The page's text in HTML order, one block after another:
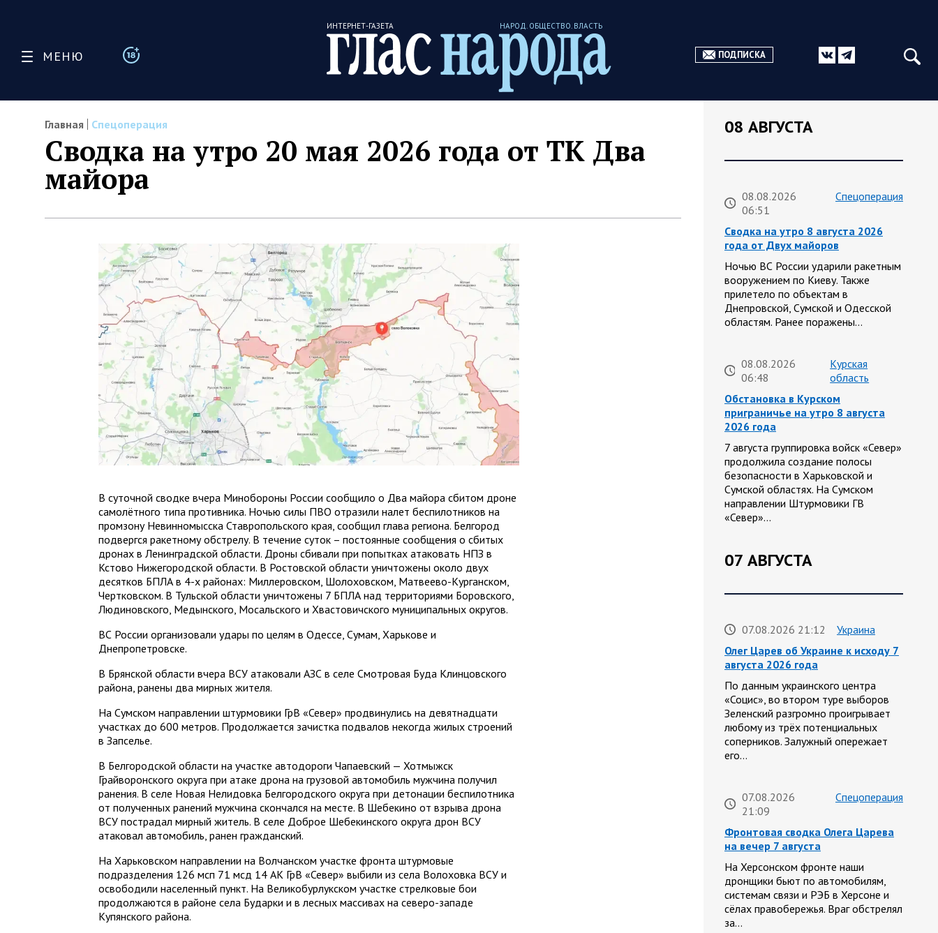
МЕНЮ
ИНТЕРНЕТ-ГАЗЕТА НАРОД. ОБЩЕСТВО. ВЛАСТЬ
ПОДПИСКА
Главная Спецоперация
Сводка на утро 20 мая 2026 года от ТК Два
майора
В суточной сводке вчера Минобороны России сообщило о Два майора сбитом дроне
самолётного типа противника. Ночью силы ПВО отразили налет беспилотников на
промзону Невинномысска Ставропольского края, сообщил глава региона. Белгород
подвергся ракетному обстрелу. В течение суток – постоянные сообщения о сбитых
дронах в Ленинградской области. Дроны сбивали при попытках атаковать НПЗ в
Кстово Нижегородской области. В Ростовской области уничтожены около двух
десятков БПЛА в 4-х районах: Миллеровском, Шолоховском, Матвеево-Курганском,
Чертковском. В Тульской области уничтожены 7 БПЛА над территориями Боровского,
Людиновского, Медынского, Мосальского и Хвастовичского муниципальных округов.
ВС России организовали удары по целям в Одессе, Сумам, Харькове и
Днепропетровске.
В Брянской области вчера ВСУ атаковали АЗС в селе Смотровая Буда Клинцовского
района, ранены два мирных жителя.
На Сумском направлении штурмовики ГрВ «Север» продвинулись на девятнадцати
участках до 600 метров. Продолжается зачистка подвалов некогда жилых строений
в Запселье.
В Белгородской области на участке автодороги Чапаевский — Хотмыжск
Грайворонского округа при атаке дрона на грузовой автомобиль мужчина получил
ранения. В селе Новая Нелидовка Белгородского округа при детонации беспилотника
от полученных ранений мужчина скончался на месте. В Шебекино от взрыва дрона
ВСУ пострадал мирный житель. В селе Доброе Шебекинского округа дрон ВСУ
атаковал автомобиль, ранен гражданский.
На Харьковском направлении на Волчанском участке фронта штурмовые
подразделения 126 мсп 71 мсд 14 АК ГрВ «Север» выбили из села Волоховка ВСУ и
освободили населенный пункт. На Великобурлукском участке стрелковые бои
продолжаются в районе села Бударки и в лесных массивах на северо-западе
Купянского района.
08 АВГУСТА
08.08.2026
06:51
Спецоперация
Сводка на утро 8 августа 2026
года от Двух майоров
Ночью ВС России ударили ракетным
вооружением по Киеву. Также
прилетело по объектам в
Днепровской, Сумской и Одесской
областям. Ранее поражены…
08.08.2026
06:48
Курская
область
Обстановка в Курском
приграничье на утро 8 августа
2026 года
7 августа группировка войск «Север»
продолжила создание полосы
безопасности в Харьковской и
Сумской областях. На Сумском
направлении Штурмовики ГВ
«Север»…
07 АВГУСТА
07.08.2026 21:12
Украина
Олег Царев об Украине к исходу 7
августа 2026 года
По данным украинского центра
«Социс», во втором туре выборов
Зеленский разгромно проигрывает
любому из трёх потенциальных
соперников. Залужный опережает
его…
07.08.2026
21:09
Спецоперация
Фронтовая сводка Олега Царева
на вечер 7 августа
На Херсонском фронте наши
дронщики бьют по автомобилям,
системам связи и РЭБ в Херсоне и
сёлах правобережья. Враг обстрелял
за…